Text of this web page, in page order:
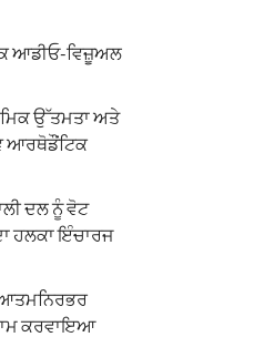
ਆਡੀਓ-ਵਿਜ਼ੂਅਲ
ਉੱਤਮਤਾ ਅਤੇ
ਆਰਥੋਡੌਂਟਿਕ
ਦਲ ਨੂੰ ਵੋਟ
ਹਲਕਾ ਇੰਚਾਰਜ
ਆਤਮਨਿਰਭਰ
ਕਰਵਾਇਆ